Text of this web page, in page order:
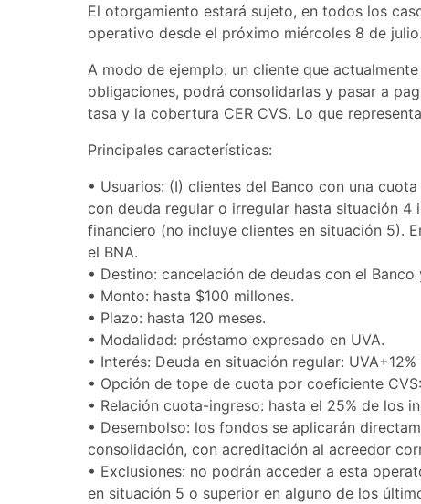
El otorgamiento estará sujeto, en todos los
operativo desde el próximo miércoles 8 de julio.
A modo de ejemplo: un cliente que
obligaciones, podrá consolidarlas y pasar a
tasa y la cobertura CER CVS. Lo que
Principales características:
• ​Usuarios: (I) clientes del Banco con una
con deuda regular o irregular hasta situación
financiero (no incluye clientes en situación 5).
el BNA.
•​ Destino: cancelación de deudas con el
•​ Monto: hasta $100 millones.
•​ Plazo: hasta 120 meses.
•​ Modalidad: préstamo expresado en UVA.
•​ Interés: Deuda en situación regular:
•​ Opción de tope de cuota por coeficiente
• ​Relación cuota-ingreso: hasta el 25% de los
• ​Desembolso: los fondos se aplicarán
consolidación, con acreditación al acreedor
•​ Exclusiones: no podrán acceder a esta
en situación 5 o superior en alguno de los